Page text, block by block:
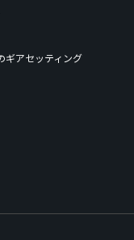
ギアセッティング